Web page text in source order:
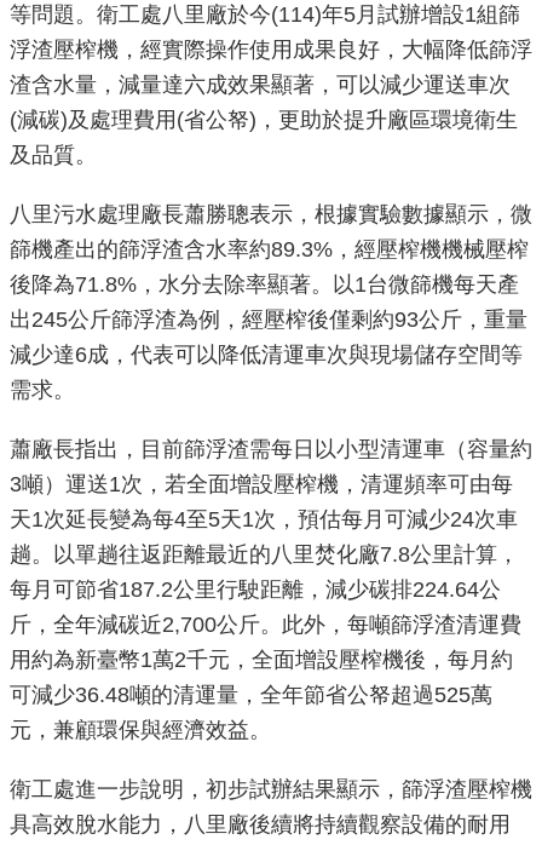
政
府
資
訊
公
開
點
業
務
政
園
地
民
服
務
網
導
覽
等問題。衛工處八里廠於今(114)年5月試辦增設1組篩
浮渣壓榨機，經實際操作使用成果良好，大幅降低篩浮
渣含水量，減量達六成效果顯著，可以減少運送車次
(減碳)及處理費用(省公帑)，更助於提升廠區環境衛生
及品質。
八里污水處理廠長蕭勝聰表示，根據實驗數據顯示，微
篩機產出的篩浮渣含水率約89.3%，經壓榨機機械壓榨
後降為71.8%，水分去除率顯著。以1台微篩機每天產
出245公斤篩浮渣為例，經壓榨後僅剩約93公斤，重量
減少達6成，代表可以降低清運車次與現場儲存空間等
需求。
蕭廠長指出，目前篩浮渣需每日以小型清運車（容量約
3噸）運送1次，若全面增設壓榨機，清運頻率可由每
天1次延長變為每4至5天1次，預估每月可減少24次車
趟。以單趟往返距離最近的八里焚化廠7.8公里計算，
每月可節省187.2公里行駛距離，減少碳排224.64公
斤，全年減碳近2,700公斤。此外，每噸篩浮渣清運費
用約為新臺幣1萬2千元，全面增設壓榨機後，每月約
可減少36.48噸的清運量，全年節省公帑超過525萬
元，兼顧環保與經濟效益。
衛工處進一步說明，初步試辦結果顯示，篩浮渣壓榨機
具高效脫水能力，八里廠後續將持續觀察設備的耐用